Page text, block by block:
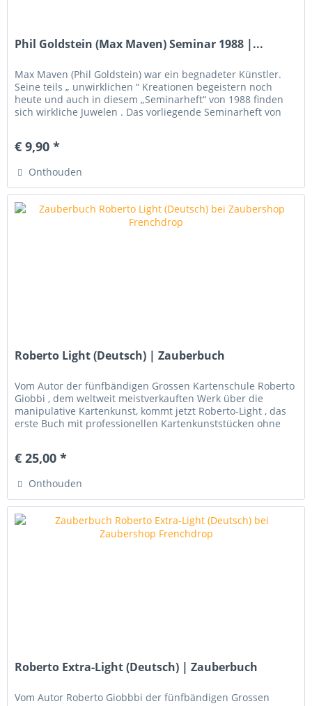
Phil Goldstein (Max Maven) Seminar 1988 |...
Max Maven (Phil Goldstein) war ein begnadeter Künstler.
Seine teils „ unwirklichen “ Kreationen begeistern noch
heute und auch in diesem „Seminarheft“ von 1988 finden
sich wirkliche Juwelen . Das vorliegende Seminarheft von
€ 9,90 *
Onthouden
Roberto Light (Deutsch) | Zauberbuch
Vom Autor der fünfbändigen Grossen Kartenschule Roberto
Giobbi , dem weltweit meistverkauften Werk über die
manipulative Kartenkunst, kommt jetzt Roberto-Light , das
erste Buch mit professionellen Kartenkunststücken ohne
€ 25,00 *
Onthouden
Roberto Extra-Light (Deutsch) | Zauberbuch
Vom Autor Roberto Giobbbi der fünfbändigen Grossen